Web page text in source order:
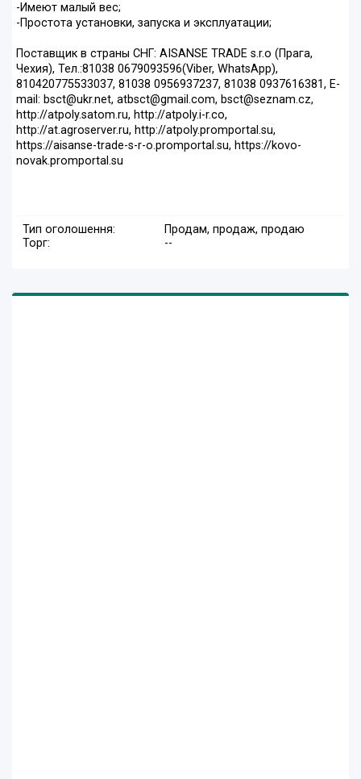
-Имеют малый вес;
-Простота установки, запуска и эксплуатации;
Поставщик в страны СНГ: AISANSE TRADE s.r.o (Прага,
Чехия), Тел.:81038 0679093596(Viber, WhatsApp),
810420775533037, 81038 0956937237, 81038 0937616381, E-
mail: bsct@ukr.net, atbsct@gmail.com, bsct@seznam.cz,
http://atpoly.satom.ru, http://atpoly.i-r.co,
http://at.agroserver.ru, http://atpoly.promportal.su,
https://aisanse-trade-s-r-o.promportal.su, https://kovo-
novak.promportal.su
Тип оголошення:
Продам, продаж, продаю
Торг:
--